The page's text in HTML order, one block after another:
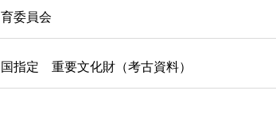
育委員会
国指定 重要文化財（考古資料）